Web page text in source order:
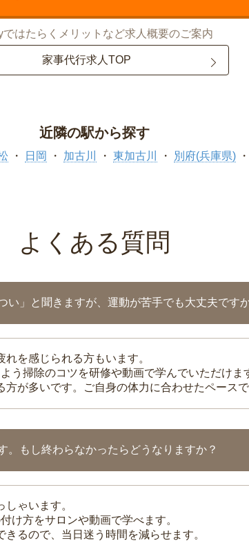
ではたらくメリットなど求人概要のご案内
家事代行求人TOP
近隣の駅から探す
日岡 加古川 東加古川 別府(兵庫県)
よくある質問
い」と聞きますが、運動が苦手でも大丈夫です
を感じられる方もいます。
う掃除のコツを研修や動画で学んでいただけま
が多いです。ご自身の体力に合わせたペース
。もし終わらなかったらどうなりますか？
ゃいます。
け方をサロンや動画で学べます。
るので、当日迷う時間を減らせます。